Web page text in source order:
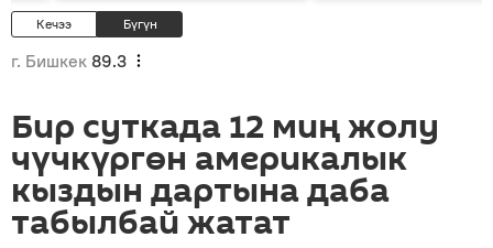
Кечээ Бүгүн
г. Бишкек 89.3
Бир суткада 12 миң жолу
чүчкүргөн америкалык
кыздын дартына даба
табылбай жатат